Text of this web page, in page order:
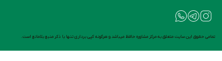
تمامی حقوق این سایت متعلق به مرکز مشاوره حافظ میباشد و هرگونه کپی برداری تنها با ذکر منبع بلامانع است.